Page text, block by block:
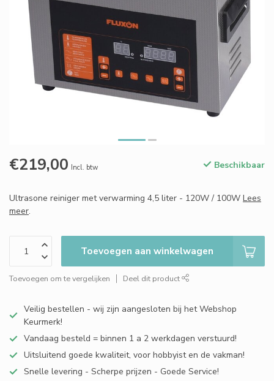
€219,00 Incl. btw Beschikbaar
Ultrasone reiniger met verwarming 4,5 liter - 120W / 100W Lees
meer.
Toevoegen aan winkelwagen
Toevoegen om te vergelijken Deel dit product
Veilig bestellen - wij zijn aangesloten bij het Webshop
Keurmerk!
Vandaag besteld = binnen 1 a 2 werkdagen verstuurd!
Uitsluitend goede kwaliteit, voor hobbyist en de vakman!
Snelle levering - Scherpe prijzen - Goede Service!